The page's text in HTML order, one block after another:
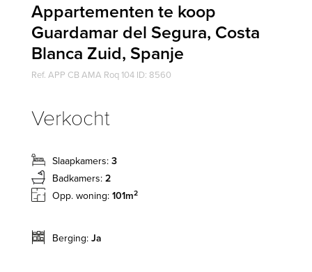
Appartementen te koop
Guardamar del Segura, Costa
Blanca Zuid, Spanje
Ref. APP CB AMA Roq 104 ID: 8560
Verkocht
Slaapkamers: 3
Badkamers: 2
Opp. woning: 101m2
Berging: Ja